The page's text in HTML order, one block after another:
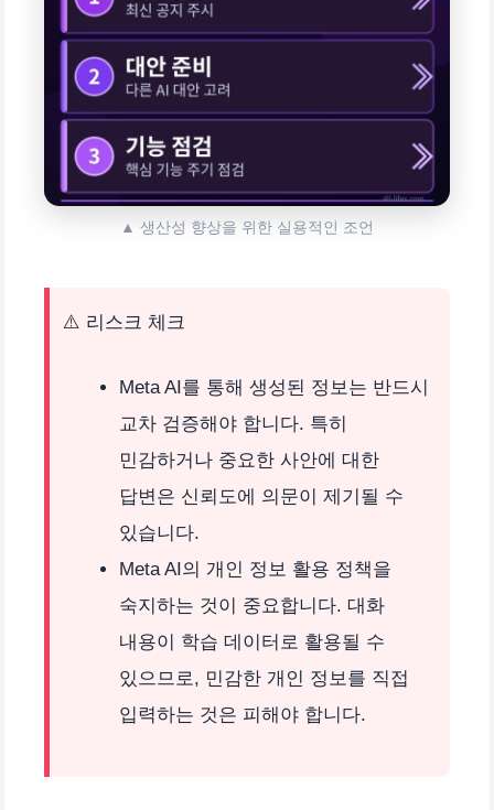
▲ 생산성 향상을 위한 실용적인 조언
⚠️ 리스크 체크
Meta AI를 통해 생성된 정보는 반드시
교차 검증해야 합니다. 특히
민감하거나 중요한 사안에 대한
답변은 신뢰도에 의문이 제기될 수
있습니다.
Meta AI의 개인 정보 활용 정책을
숙지하는 것이 중요합니다. 대화
내용이 학습 데이터로 활용될 수
있으므로, 민감한 개인 정보를 직접
입력하는 것은 피해야 합니다.